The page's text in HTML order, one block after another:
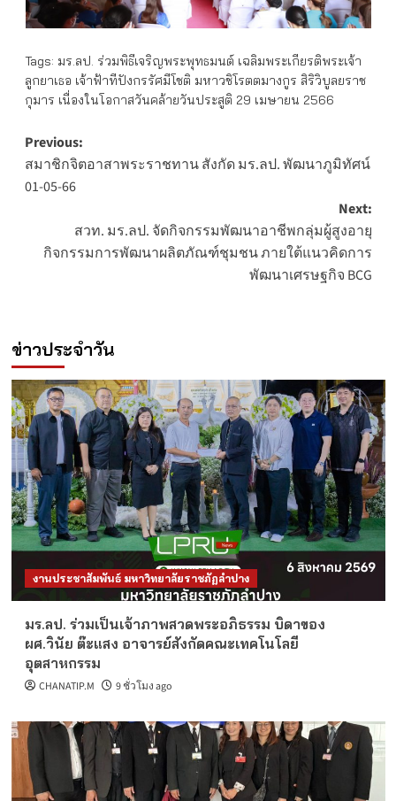
Tags: มร.ลป. ร่วมพิธีเจริญพระพุทธมนต์ เฉลิมพระเกียรติพระเจ้า
ลูกยาเธอ เจ้าฟ้าทีปังกรรัศมีโชติ มหาวชิโรตตมางกูร สิริวิบูลยราช
กุมาร เนื่องในโอกาสวันคล้ายวันประสูติ 29 เมษายน 2566
Post
navigation
Previous:
สมาชิกจิตอาสาพระราชทาน สังกัด มร.ลป. พัฒนาภูมิทัศน์
01-05-66
Next:
สวท. มร.ลป. จัดกิจกรรมพัฒนาอาชีพกลุ่มผู้สูงอายุ
กิจกรรมการพัฒนาผลิตภัณฑ์ชุมชน ภายใต้แนวคิดการ
พัฒนาเศรษฐกิจ BCG
ข่าวประจำวัน
งานประชาสัมพันธ์ มหาวิทยาลัยราชภัฏลำปาง
มร.ลป. ร่วมเป็นเจ้าภาพสวดพระอภิธรรม บิดาของ
ผศ.วินัย ต๊ะแสง อาจารย์สังกัดคณะเทคโนโลยี
อุตสาหกรรม
CHANATIP.M 9 ชั่วโมง ago